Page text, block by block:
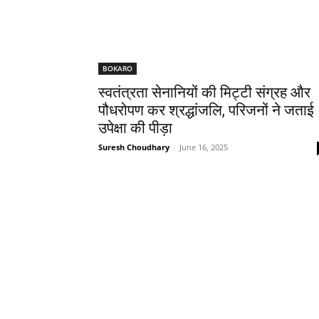
BOKARO
स्वतंत्रता सेनानियों की मिट्टी संग्रह और
पौधरोपण कर श्रद्धांजलि, परिजनों ने जताई
उपेक्षा की पीड़ा
Suresh Choudhary - June 16, 2025